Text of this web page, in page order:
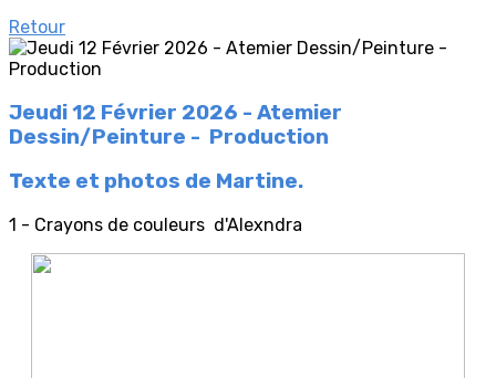
Retour
Jeudi 12 Février 2026 - Atemier
Dessin/Peinture - Production
Texte et photos de Martine.
1 - Crayons de couleurs d'Alexndra